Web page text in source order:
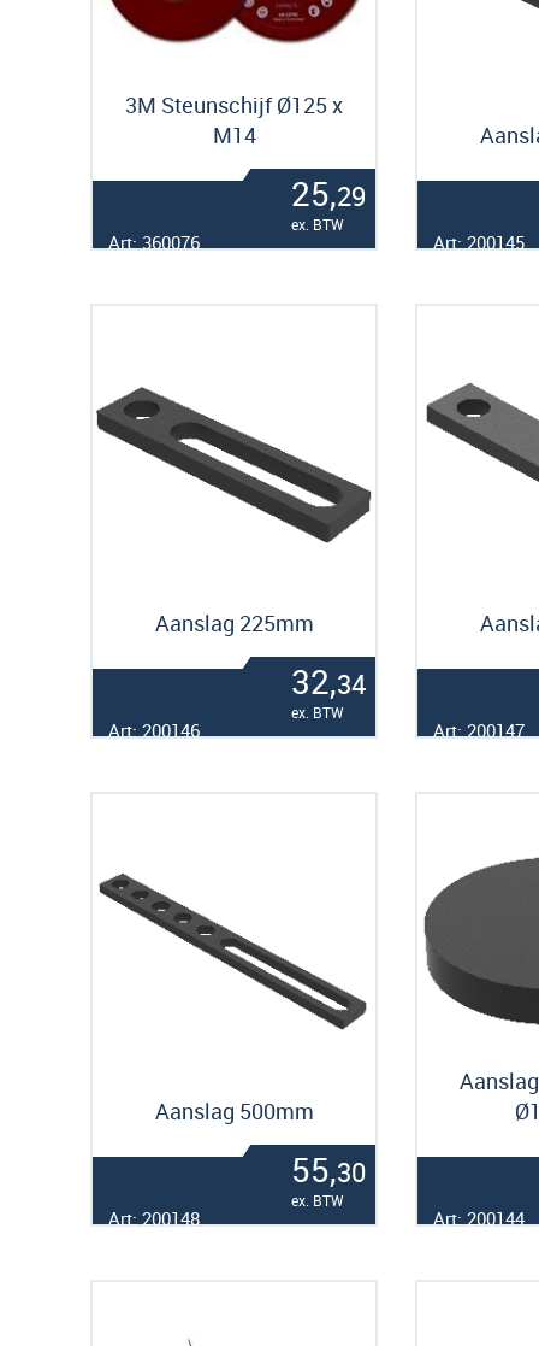
3M Steunschijf Ø125 x
M14
25,29
ex. BTW
Art: 360076 Art: 200145
Aanslag 225mm
32,34
ex. BTW
Art: 200146 Art: 200147
Aanslag 500mm
55,30
ex. BTW
Art: 200148 Art: 200144